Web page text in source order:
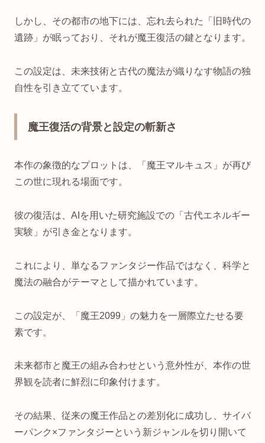
しかし、その都市の地下には、忘れ去られた「旧時代の
遺跡」が眠っており、それが魔王復活の鍵となります。
この設定は、未来技術と古代の魔法が織りなす物語の独
自性を引き立てています。
魔王復活の背景と設定の斬新さ
本作の象徴的なプロットは、「魔王マルキュス」が再び
この世に現れる場面です。
彼の復活は、AIを用いた研究施設での「古代エネルギー
実験」が引き金となります。
これにより、単なるファンタジー作品ではなく、科学と
魔法の融合がテーマとして描かれています。
この設定が、「魔王2099」の魅力を一層際立たせる要
素です。
未来都市と魔王の組み合わせという意外性が、本作の世
界観を読者に鮮烈に印象付けます。
その結果、従来の魔王作品との差別化に成功し、サイバ
ーパンク×ファンタジーという新ジャンルを切り開いて